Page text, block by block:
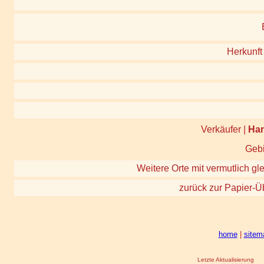
Verkäufer |
Weitere Orte mit vermutlich
zurück zur Papier-
home|
Letzte Aktualisierung